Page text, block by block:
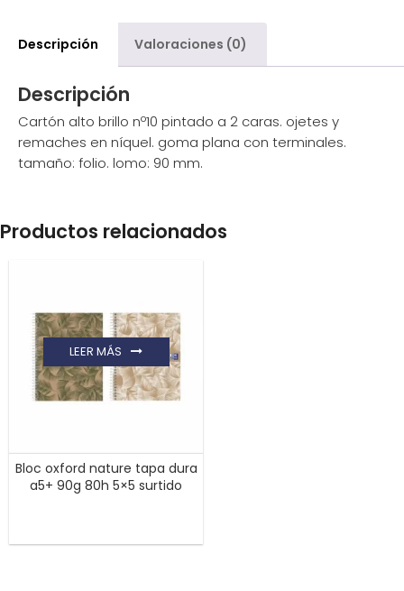
Descripción Valoraciones (0)
Descripción
Cartón alto brillo nº10 pintado a 2 caras. ojetes y
remaches en níquel. goma plana con terminales.
tamaño: folio. lomo: 90 mm.
Productos relacionados
Bloc oxford nature tapa dura
a5+ 90g 80h 5×5 surtido
LEER MÁS